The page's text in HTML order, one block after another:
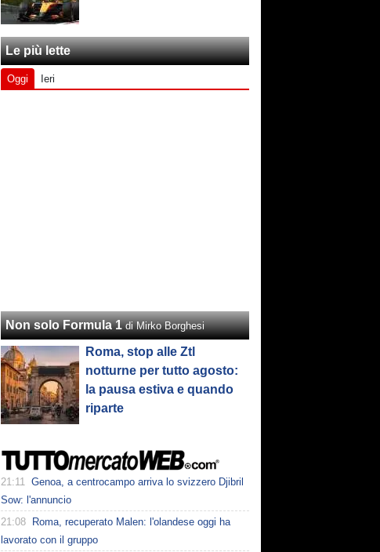
Le più lette
Oggi Ieri
Non solo Formula 1 di Mirko Borghesi
Roma, stop alle Ztl
notturne per tutto agosto:
la pausa estiva e quando
riparte
21:11 Genoa, a centrocampo arriva lo svizzero Djibril
Sow: l'annuncio
21:08
Roma, recuperato Malen: l'olandese oggi ha
lavorato con il gruppo